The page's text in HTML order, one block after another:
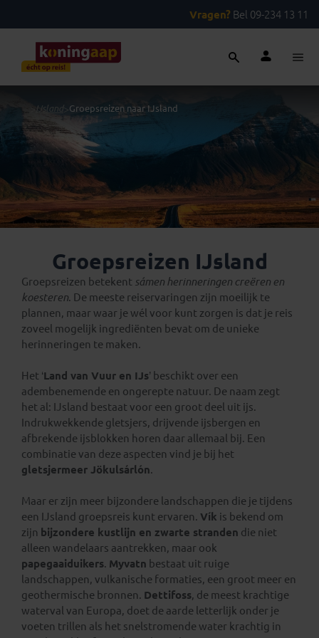
Vragen? Bel 09-234 13 11
> IJsland>Groepsreizen naar IJsland
Groepsreizen IJsland
Groepsreizen betekent sámen herinneringen creëren en
koesteren. De meeste reiservaringen zijn moeilijk te
plannen, maar waar je wél voor kunt zorgen is dat je reis
zoveel mogelijk ingrediënten bevat om de unieke
herinneringen te maken.
Het ‘Land van Vuur en IJs’ beschikt over een
adembenemende en ongerepte natuur. De naam zegt
het al: IJsland bestaat voor een groot deel uit ijs.
Indrukwekkende gletsjers, drijvende ijsbergen en
afbrekende ijsblokken horen daar allemaal bij. Een
combinatie van deze aspecten vind je bij het
gletsjermeer Jökulsárlón.
Maar er zijn meer bijzondere landschappen die je tijdens
een IJsland groepsreis kunt ervaren. Vík is bekend om
zijn bijzondere kustlijn en zwarte stranden die niet
alleen wandelaars aantrekken, maar ook
papegaaiduikers. Myvatn bestaat uit ruige
landschappen, vulkanische formaties, een groot meer en
geothermische bronnen. Dettifoss, de meest krachtige
waterval van Europa, doet de aarde letterlijk onder je
voeten trillen als het snelstromende water krachtig in